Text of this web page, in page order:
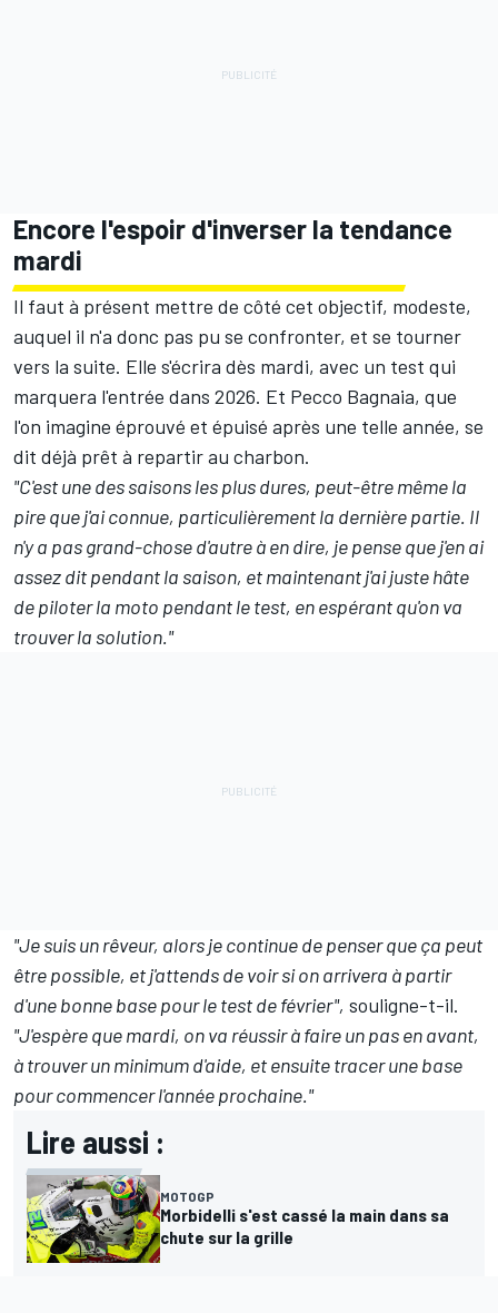
Encore l'espoir d'inverser la tendance
mardi
Il faut à présent mettre de côté cet objectif, modeste,
auquel il n'a donc pas pu se confronter, et se tourner
vers la suite. Elle s'écrira dès mardi, avec un test qui
marquera l'entrée dans 2026. Et Pecco Bagnaia, que
l'on imagine éprouvé et épuisé après une telle année, se
dit déjà prêt à repartir au charbon.
"C'est une des saisons les plus dures, peut-être même la
pire que j'ai connue, particulièrement la dernière partie. Il
n'y a pas grand-chose d'autre à en dire, je pense que j'en ai
assez dit pendant la saison, et maintenant j'ai juste hâte
de piloter la moto pendant le test, en espérant qu'on va
trouver la solution."
"Je suis un rêveur, alors je continue de penser que ça peut
être possible, et j'attends de voir si on arrivera à partir
d'une bonne base pour le test de février", souligne-t-il.
"J'espère que mardi, on va réussir à faire un pas en avant,
à trouver un minimum d'aide, et ensuite tracer une base
pour commencer l'année prochaine."
Lire aussi :
MOTOGP
Morbidelli s'est cassé la main dans sa
chute sur la grille